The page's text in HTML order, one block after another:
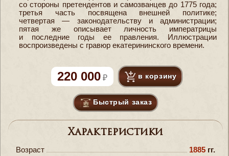
со стороны претендентов и самозванцев до 1775 года;
третья часть посвящена внешней политике;
четвертая — законодательству и администрации;
пятая же описывает личность императрицы
и последние годы ее правления. Иллюстрации
воспроизведены с гравюр екатерининского времени.
220 000 в корзину
Быстрый заказ
Характеристики
Возраст 1885 гг.